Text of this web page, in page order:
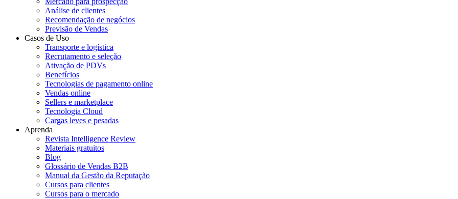
Análise de clientes
Recomendação de negócios
Previsão de Vendas
Casos de Uso
Transporte e logística
Recrutamento e seleção
Ativação de PDVs
Benefícios
Tecnologias de pagamento online
Vendas online
Sellers e marketplace
Tecnologia Cloud
Cargas leves e pesadas
Aprenda
Revista Intelligence Review
Materiais gratuitos
Blog
Glossário de Vendas B2B
Manual da Gestão da Reputação
Cursos para clientes
Cursos para o mercado